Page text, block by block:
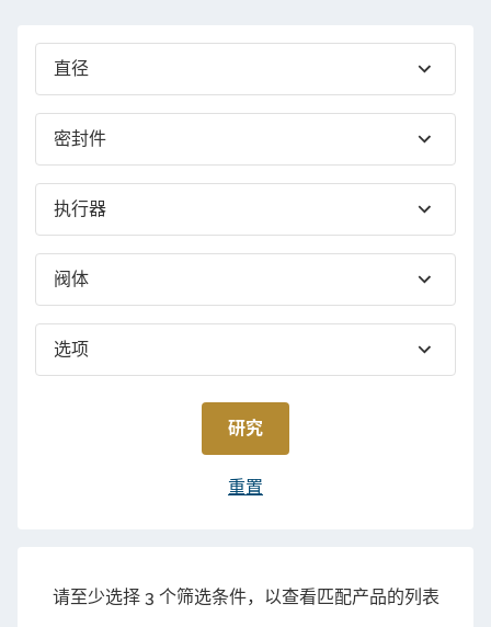
所选元件将安装在阀门上交付。组装和调整是免费的，
您想为您的产品添加标牌吗？
2.1 证书作为标准订单提供。是否要添加其他证书？
直径
密封件
执行器
阀体
选项
研究
重置
请至少选择 3 个筛选条件，以查看匹配产品的列表